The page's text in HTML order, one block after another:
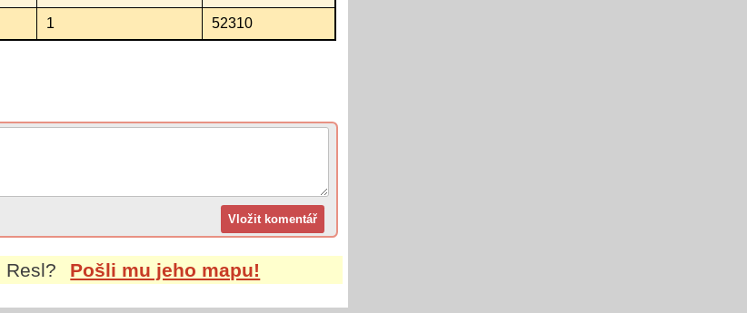
1 52310
Resl? Pošli mu jeho mapu!